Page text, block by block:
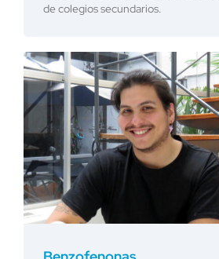
de colegios secundarios.